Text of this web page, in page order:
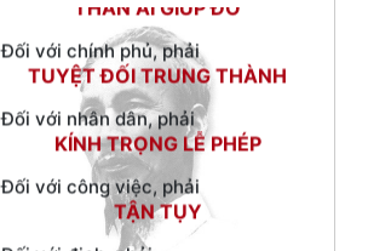
TUYỆT ĐỐI TRUNG THÀNH
Đối với nhân dân, phải
KÍNH TRỌNG LỄ PHÉP
Đối với công việc, phải
TẬN TỤY
Đối với địch, phải
CƯƠNG QUYẾT, KHÔN KHÉO